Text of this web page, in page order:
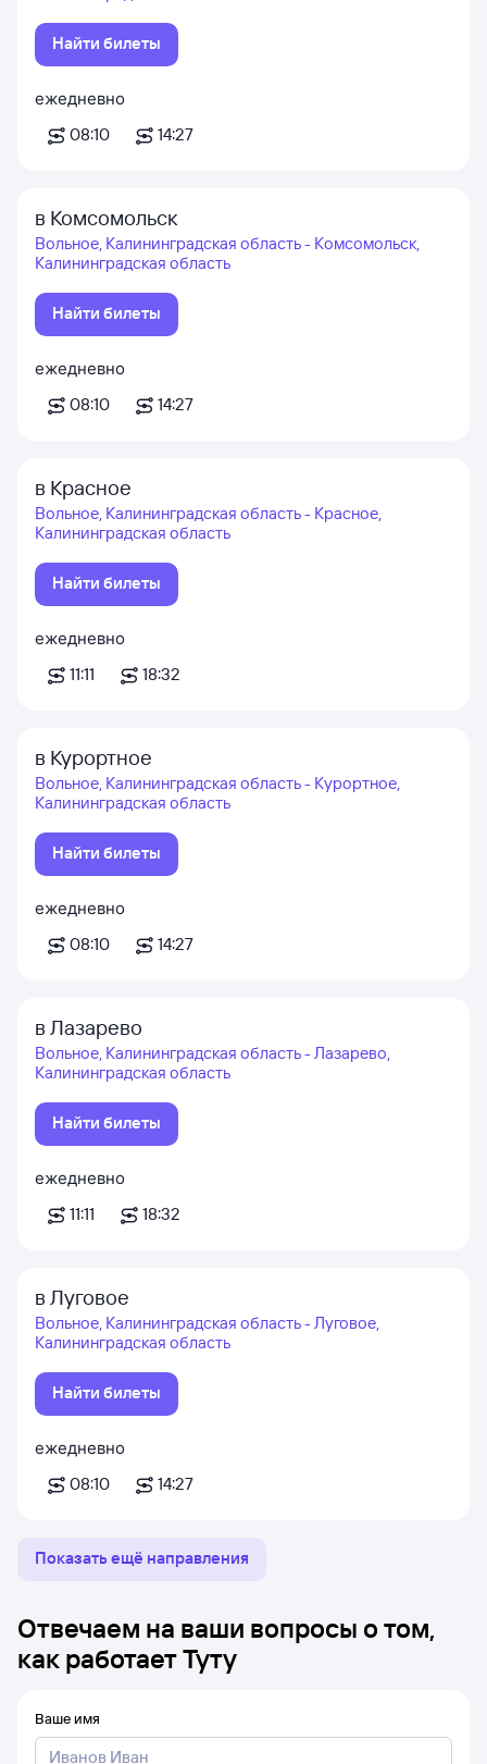
Найти билеты
ежедневно
08:10
14:27
в Комсомольск
Вольное, Калининградская область - Комсомольск,
Калининградская область
Найти билеты
ежедневно
08:10
14:27
в Красное
Вольное, Калининградская область - Красное,
Калининградская область
Найти билеты
ежедневно
11:11
18:32
в Курортное
Вольное, Калининградская область - Курортное,
Калининградская область
Найти билеты
ежедневно
08:10
14:27
в Лазарево
Вольное, Калининградская область - Лазарево,
Калининградская область
Найти билеты
ежедневно
11:11
18:32
в Луговое
Вольное, Калининградская область - Луговое,
Калининградская область
Найти билеты
ежедневно
08:10
14:27
Показать ещё направления
Отвечаем на ваши вопросы о том,
как работает Туту
Ваше имя